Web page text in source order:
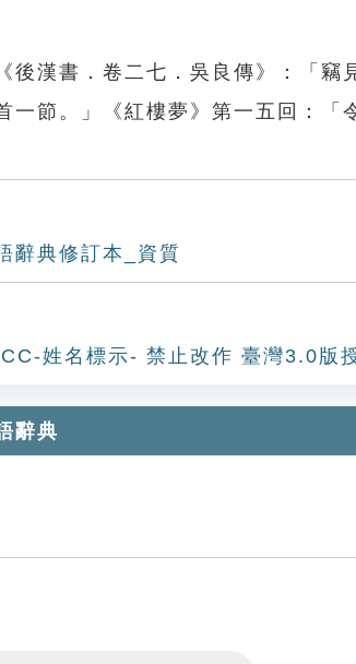
後漢書．卷二七．吳良傳》：「竊
一節。」《紅樓夢》第一五回：「
辭典修訂本_資質
姓名標示- 禁止改作 臺灣3.0版
辭典